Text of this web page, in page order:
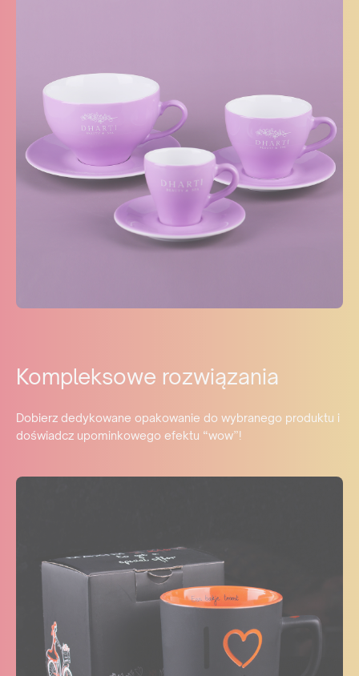
Kompleksowe rozwiązania
Dobierz dedykowane opakowanie do wybranego produktu i
doświadcz upominkowego efektu “wow”!
produktów? Wyślij do nas zapytanie, a my wskażemy Ci
odpowiedniego dystrybutora w Twoim kraju.
ZAPYTAJ GDZIE KUPIĆ
lub napisz:support@maxim.com.pl